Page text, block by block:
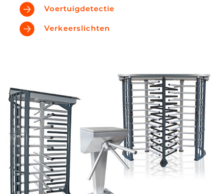
Voertuigdetectie
Verkeerslichten